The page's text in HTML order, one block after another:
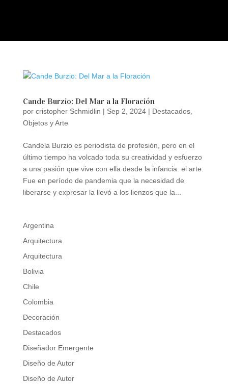
Cande Burzio: Del Mar a la Floración
por cristopher Schmidlin | Sep 2, 2024| Destacados,
Objetos y Arte
Candela Burzio es periodista de profesión, pero en el
último tiempo ha volcado toda su creatividad y esfuerzo
a una pasión que vive con ella desde la infancia: el arte.
Fue en período de pandemia que la necesidad de
liberarse y expresar la llevó a los lienzos que la...
Argentina
Arquitectura
Arquitectura
Bolivia
Chile
Colombia
Decoración
Destacados
Diseñador Emergente
Diseño de Autor
Diseño de Autor